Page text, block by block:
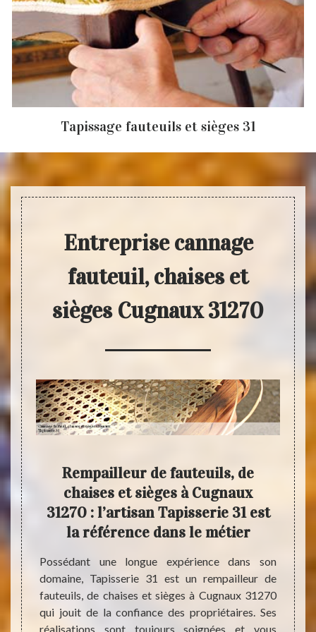
Tapissage fauteuils et sièges 31
Entreprise cannage
fauteuil, chaises et
sièges Cugnaux 31270
et
de
dans
avez
Rempailleur de fauteuils, de
chaises et sièges à Cugnaux
31270 : l’artisan Tapisserie 31 est
la référence dans le métier
Possédant une longue expérience dans son
domaine, Tapisserie 31 est un rempailleur de
fauteuils, de chaises et sièges à Cugnaux 31270
qui jouit de la confiance des propriétaires. Ses
réalisations sont toujours soignées et vous